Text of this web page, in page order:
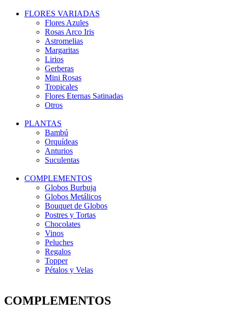
FLORES VARIADAS
Flores Azules
Rosas Arco Iris
Astromelias
Margaritas
Lirios
Gerberas
Mini Rosas
Tropicales
Flores Eternas Satinadas
Otros
PLANTAS
Bambú
Orquídeas
Anturios
Suculentas
COMPLEMENTOS
Globos Burbuja
Globos Metálicos
Bouquet de Globos
Postres y Tortas
Chocolates
Vinos
Peluches
Regalos
Topper
Pétalos y Velas
COMPLEMENTOS